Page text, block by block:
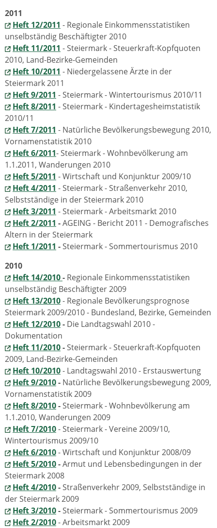
2011
Heft 12/2011 - Regionale Einkommensstatistiken
unselbständig Beschäftigter 2010
Heft 11/2011 - Steiermark - Steuerkraft-Kopfquoten
2010, Land-Bezirke-Gemeinden
Heft 10/2011 - Niedergelassene Ärzte in der
Steiermark 2011
Heft 9/2011 - Steiermark - Wintertourismus 2010/11
Heft 8/2011 - Steiermark - Kindertagesheimstatistik
2010/11
Heft 7/2011 - Natürliche Bevölkerungsbewegung 2010,
Vornamenstatistik 2010
Heft 6/2011- Steiermark - Wohnbevölkerung am
1.1.2011, Wanderungen 2010
Heft 5/2011 - Wirtschaft und Konjunktur 2009/10
Heft 4/2011 - Steiermark - Straßenverkehr 2010,
Selbstständige in der Steiermark 2010
Heft 3/2011 - Steiermark - Arbeitsmarkt 2010
Heft 2/2011 -AGEING - Bericht 2011 - Demografisches
Altern in der Steiermark
Heft 1/2011 -Steiermark - Sommertourismus 2010
2010
Heft 14/2010- Regionale Einkommensstatistiken
unselbständig Beschäftigter 2009
Heft 13/2010- Regionale Bevölkerungsprognose
Steiermark 2009/2010 - Bundesland, Bezirke, Gemeinden
Heft 12/2010- Die Landtagswahl 2010 -
Dokumentation
Heft 11/2010-Steiermark - Steuerkraft-Kopfquoten
2009, Land-Bezirke-Gemeinden
Heft 10/2010- Landtagswahl 2010 - Erstauswertung
Heft 9/2010- Natürliche Bevölkerungsbewegung 2009,
Vornamenstatistik 2009
Heft 8/2010-Steiermark - Wohnbevölkerung am
1.1.2010, Wanderungen 2009
Heft 7/2010- Steiermark - Vereine 2009/10,
Wintertourismus 2009/10
Heft 6/2010- Wirtschaft und Konjunktur 2008/09
Heft 5/2010-Armut und Lebensbedingungen in der
Steiermark 2008
Heft 4/2010-Straßenverkehr 2009, Selbstständige in
der Steiermark 2009
Heft 3/2010-Steiermark - Sommertourismus 2009
Heft 2/2010- Arbeitsmarkt 2009